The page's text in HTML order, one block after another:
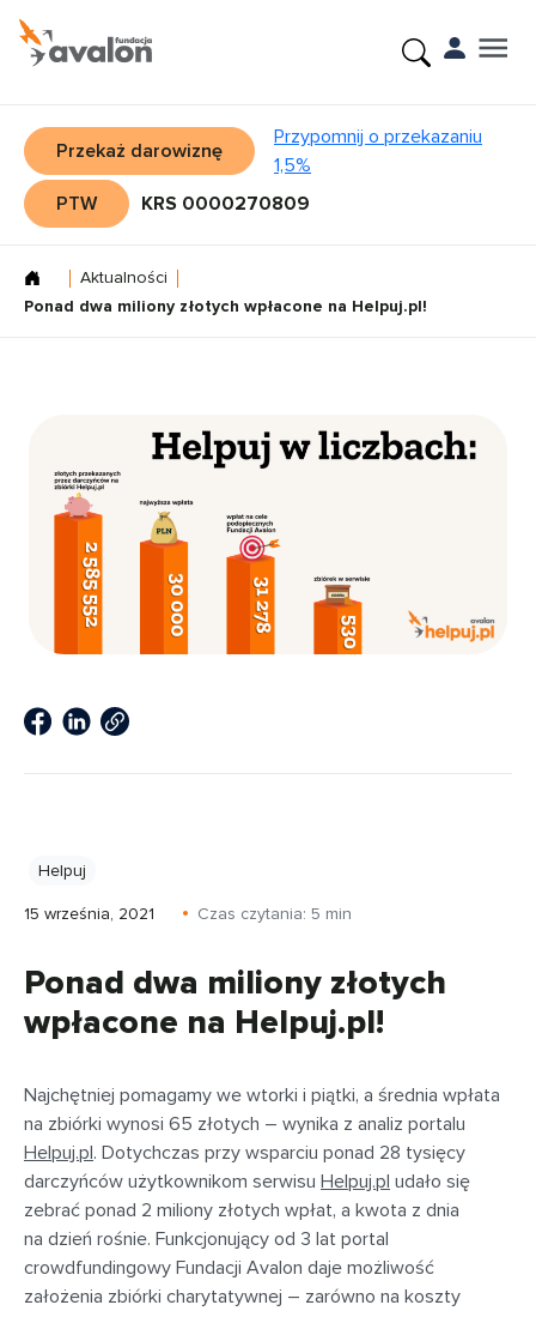
Przekaż darowiznę
Przypomnij o przekazaniu
1,5%
PTW
KRS 0000270809
Aktualności
Ponad dwa miliony złotych wpłacone na Helpuj.pl!
Helpuj
15 września, 2021 Czas czytania: 5 min
Ponad dwa miliony złotych
wpłacone na Helpuj.pl!
Najchętniej pomagamy we wtorki i piątki, a średnia wpłata
na zbiórki wynosi 65 złotych – wynika z analiz portalu
Helpuj.pl. Dotychczas przy wsparciu ponad 28 tysięcy
darczyńców użytkownikom serwisu Helpuj.pl udało się
zebrać ponad 2 miliony złotych wpłat, a kwota z dnia
na dzień rośnie. Funkcjonujący od 3 lat portal
crowdfundingowy Fundacji Avalon daje możliwość
założenia zbiórki charytatywnej – zarówno na koszty